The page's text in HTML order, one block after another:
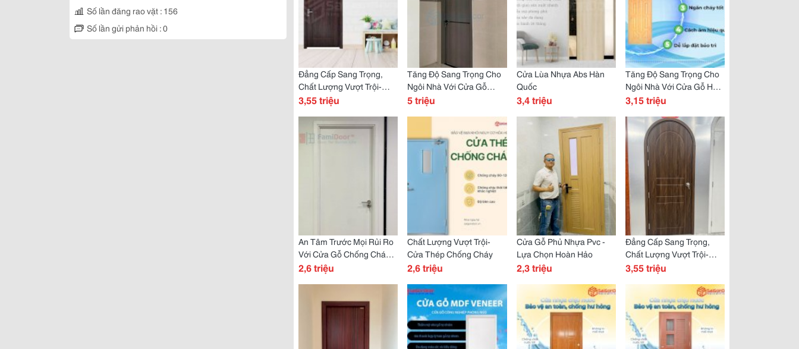
Số lần đăng rao vặt : 156
Số lần gửi phản hồi : 0
Đẳng Cấp Sang Trọng,
Chất Lượng Vượt Trội-
Cửa Nhựa Composite Ofix
3,55 triệu
Tăng Độ Sang Trọng Cho
Ngôi Nhà Với Cửa Gỗ
Carbon Cao Cấp
5 triệu
Cửa Lùa Nhựa Abs Hàn
Quốc
3,4 triệu
Tăng Độ Sang Trọng Cho
Ngôi Nhà Với Cửa Gỗ Hdf
Veneer
3,15 triệu
An Tâm Trước Mọi Rủi Ro
Với Cửa Gỗ Chống Cháy
Đạt Chuẩn Kiểm Định
2,6 triệu
Chất Lượng Vượt Trội-
Cửa Thép Chống Cháy
2,6 triệu
Cửa Gỗ Phủ Nhựa Pvc -
Lựa Chọn Hoàn Hảo
2,3 triệu
Đẳng Cấp Sang Trọng,
Chất Lượng Vượt Trội-
Cửa Nhựa Vòm
3,55 triệu